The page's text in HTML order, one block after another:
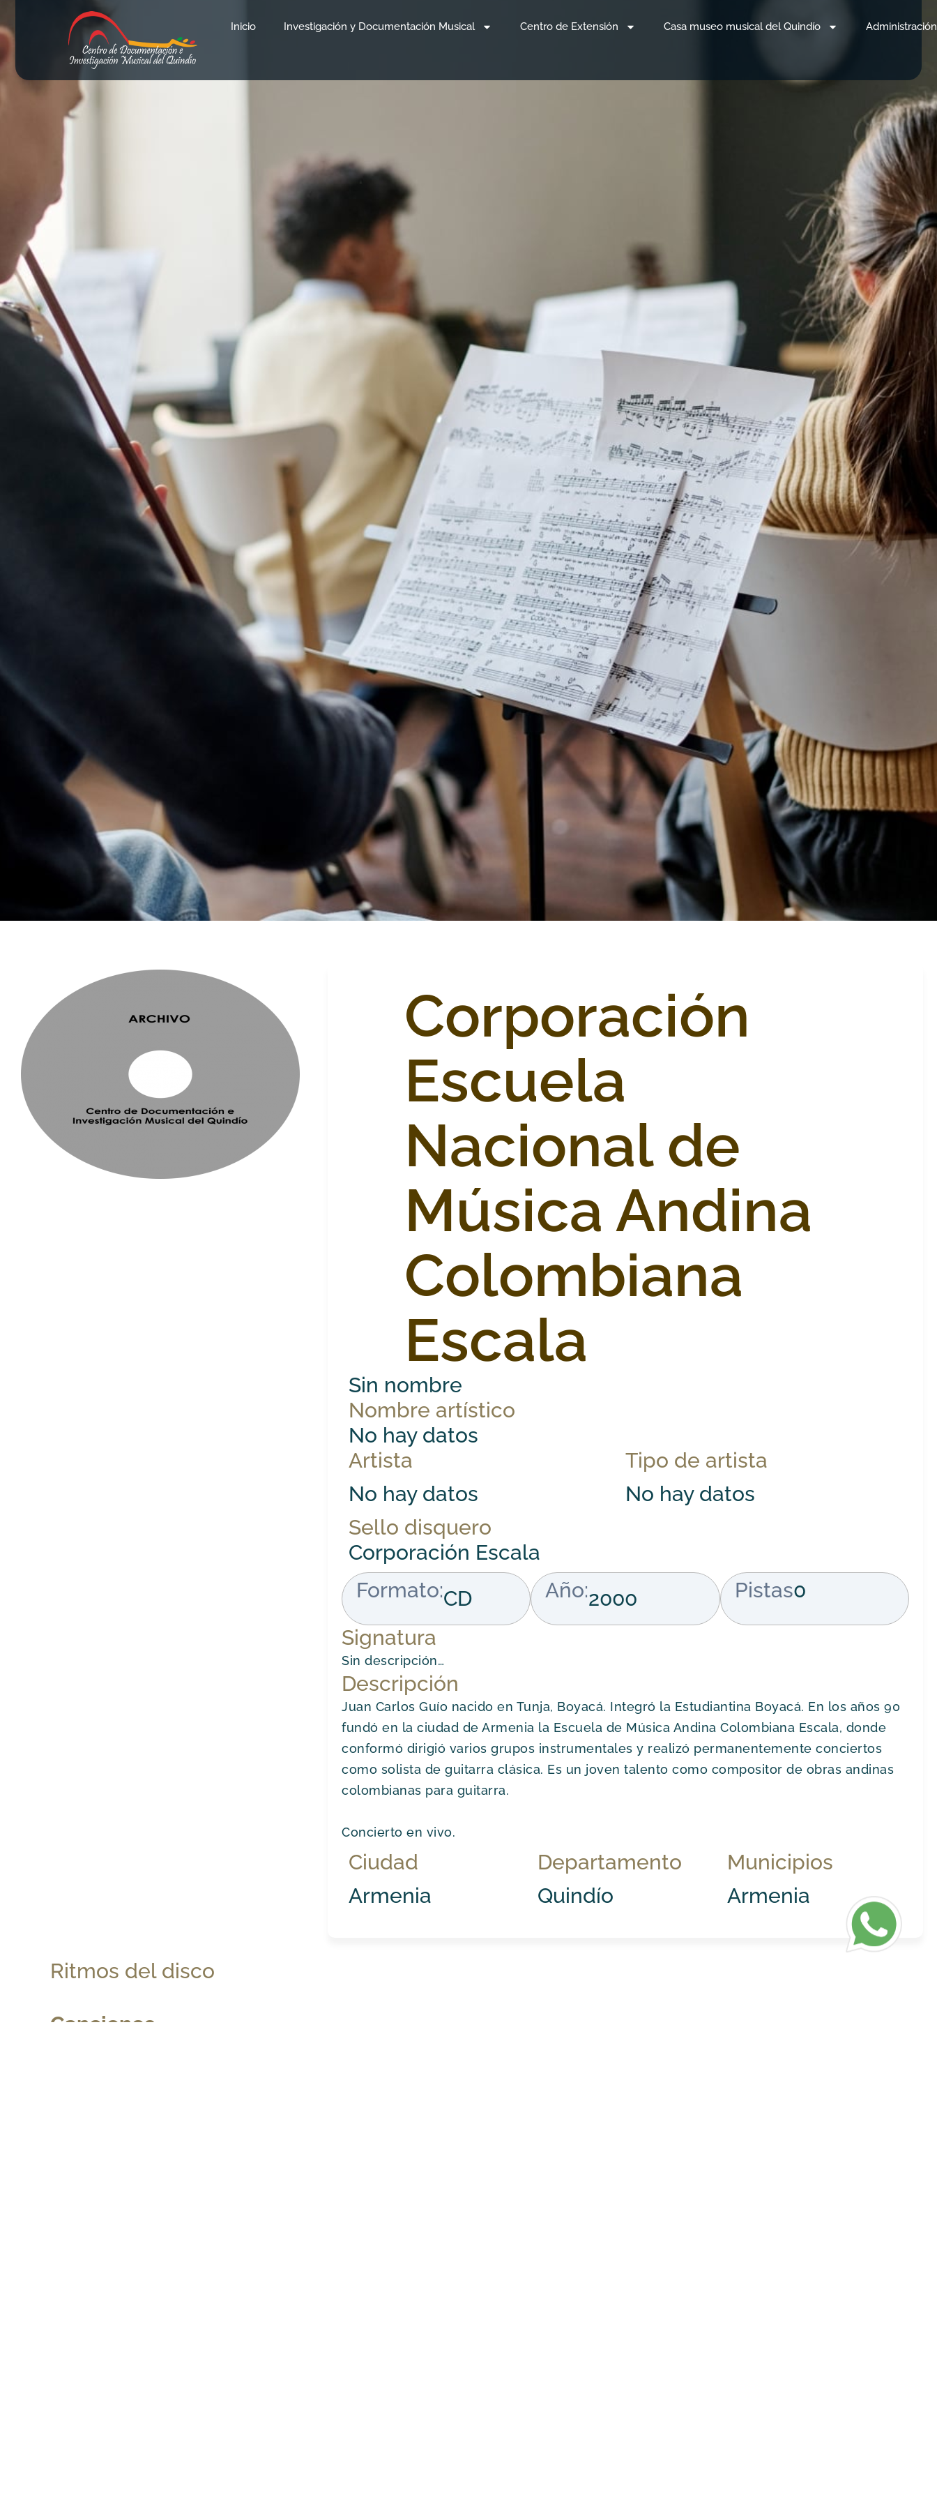
Inicio Investigación y Documentación Musical Centro de Extensión Casa museo musical del Quindío
Corporación
Escuela
Nacional de
Música Andina
Colombiana
Escala
Sin nombre
Nombre artístico
No hay datos
Artista
No hay datos
Tipo de artista
No hay datos
Sello disquero
Corporación Escala
Formato:CD Año:2000 Pistas0
Signatura
Sin descripción…
Descripción
Juan Carlos Guío nacido en Tunja, Boyacá. Integró la Estudiantina Boyacá. En los años 90
fundó en la ciudad de Armenia la Escuela de Música Andina Colombiana Escala, donde
conformó dirigió varios grupos instrumentales y realizó permanentemente conciertos
como solista de guitarra clásica. Es un joven talento como compositor de obras andinas
colombianas para guitarra.
Concierto en vivo.
Ciudad
Armenia
Departamento
Quindío
Municipios
Armenia
Ritmos del disco
Canciones